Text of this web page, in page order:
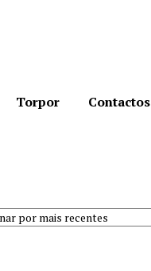
Torpor Contactos